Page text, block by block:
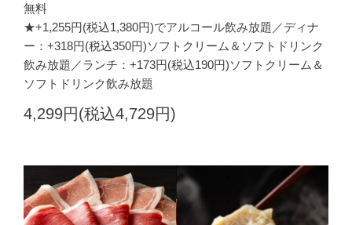
無料
★+1,255円(税込1,380円)でアルコール飲み放題／ディナ
ー：+318円(税込350円)ソフトクリーム＆ソフトドリンク
飲み放題／ランチ：+173円(税込190円)ソフトクリーム＆
ソフトドリンク飲み放題
4,299円(税込4,729円)